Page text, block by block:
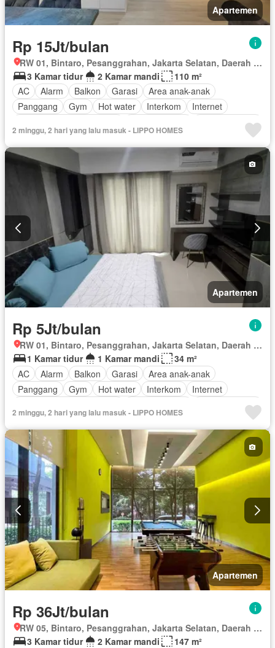
Apartemen
Rp 15Jt/bulan
RW 01, Bintaro, Pesanggrahan, Jakarta Selatan, Daerah Khusus Ibukota Jakarta
3 Kamar tidur
2 Kamar mandi
110 m²
AC
Alarm Balkon Garasi
Area anak-anak
Panggang
Gym Hot water Interkom
Internet
Secure parking
Keamanan
Kolam renang Telephone
Televisi
Berperabot lengkap
2 minggu, 2 hari yang lalu masuk - LIPPO HOMES
Apartemen
Rp 5Jt/bulan
RW 01, Bintaro, Pesanggrahan, Jakarta Selatan, Daerah Khusus Ibukota Jakarta
1 Kamar tidur
1 Kamar mandi
34 m²
AC
Alarm Balkon Garasi
Area anak-anak
Panggang
Gym Hot water Interkom
Internet
Secure parking
Keamanan
Kolam renang Telephone
Televisi
Berperabot lengkap
2 minggu, 2 hari yang lalu masuk - LIPPO HOMES
Apartemen
Rp 36Jt/bulan
RW 05, Bintaro, Pesanggrahan, Jakarta Selatan, Daerah Khusus Ibukota Jakarta
3 Kamar tidur
2 Kamar mandi
147 m²